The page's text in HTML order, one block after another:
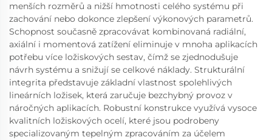
menších rozměrů a nižší hmotnosti celého systému při
zachování nebo dokonce zlepšení výkonových parametrů.
Schopnost současně zpracovávat kombinovaná radiální,
axiální i momentová zatížení eliminuje v mnoha aplikacích
potřebu více ložiskových sestav, čímž se zjednodušuje
návrh systému a snižují se celkové náklady. Strukturální
integrita představuje základní vlastnost spolehlivých
lineárních ložisek, která zaručuje bezchybný provoz v
náročných aplikacích. Robustní konstrukce využívá vysoce
kvalitních ložiskových ocelí, které jsou podrobeny
specializovaným tepelným zpracováním za účelem